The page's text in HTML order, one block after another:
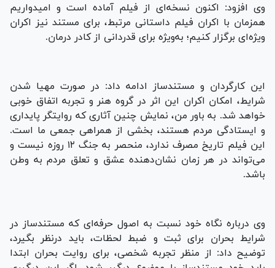
وی افزود: اکنون نسخه‌ای از فیلم آماده است و امیدواریم
همزمان با اکران فیلم داستانی مرتبط، برای مستند نیز اکران
ویژه‌ای برگزار کنیم؛ به‌ویژه برای قدردانی از کادر درمان.
این کارگردان و مستندساز ادامه داد: در صورت مهیا شدن
شرایط، امکان اکران این اثر در گروه هنر و تجربه اتفاق خوبی
خواهد شد. به باور من، نمایش چنین آثاری که روایتگر پایداری
و ایستادگی مردم هستند، بخشی از همراهی جمعی ما است.
این فیلم تاریخ مصرف ندارد، منحصر به جنگ ۱۲ روزه نیست و
می‌تواند در هر زمان نشان‌دهنده عشق و تعلق مردم به وطن
باشد.
وی درباره نگاه خود نسبت به اصول حرفه‌ای که مستندساز در
شرایط بحران برای ثبت و ضبط لحظات، باید درنظر بگیرد،
توضیح داد: از منظر تجربه شخصی، برای روایت بحران ابتدا